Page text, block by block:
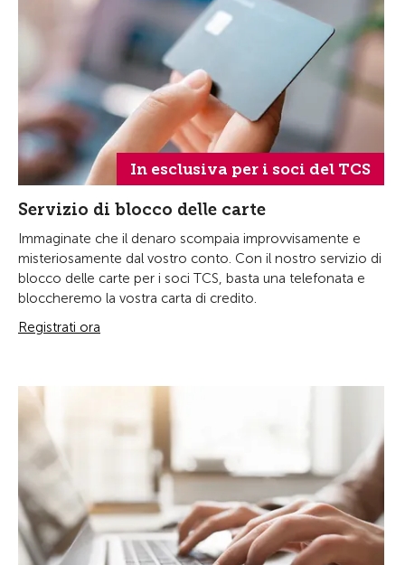
In esclusiva per i soci del TCS
Servizio di blocco delle carte
Immaginate che il denaro scompaia improvvisamente e
misteriosamente dal vostro conto. Con il nostro servizio di
blocco delle carte per i soci TCS, basta una telefonata e
bloccheremo la vostra carta di credito.
Registrati ora